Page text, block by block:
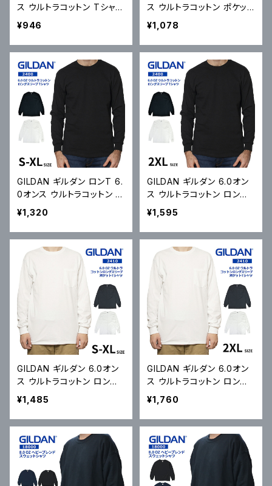
ス ウルトラコットン Tシャツ
Ultra Cotton 6.0 oz Sho
無地Tシャツ S-2XL メール
¥946
ス ウルトラコットン ポケット
Tシャツ Ultra Cotton 6.0
oz Short Sleeve Pocket
T-Shirt 2300 ポケT 無地
Tシャツ S-2XL メール便対
応可
¥1,078
GILDAN ギルダン ロンT 6.
0オンス ウルトラコットン ロ
ングスリーブ Tシャツ Ultra
Cotton 6.0 oz Long Sle
eve T-Shirt 2400 長袖
カットソー メール便対応可
¥1,320
GILDAN ギルダン 6.0オン
ス ウルトラコットン ロング
スリーブ Tシャツ Ultra Cot
ton 6.0 oz Long Sleeve
T-Shirt 2400 長袖 カット
ソー メール便対応可
¥1,595
GILDAN ギルダン 6.0オン
ス ウルトラコットン ロング
スリーブ ポケット Tシャツ
Ultra Cotton 6.0 oz Lon
g Sleeve Pocket T-Shirt
2410 長袖 メール便対応可
¥1,485
GILDAN ギルダン 6.0オン
ス ウルトラコットン ロング
スリーブ ポケット Tシャツ
Ultra Cotton 6.0 oz Lon
g Sleeve Pocket T-Shirt
2410 長袖 メール便対応可
¥1,760